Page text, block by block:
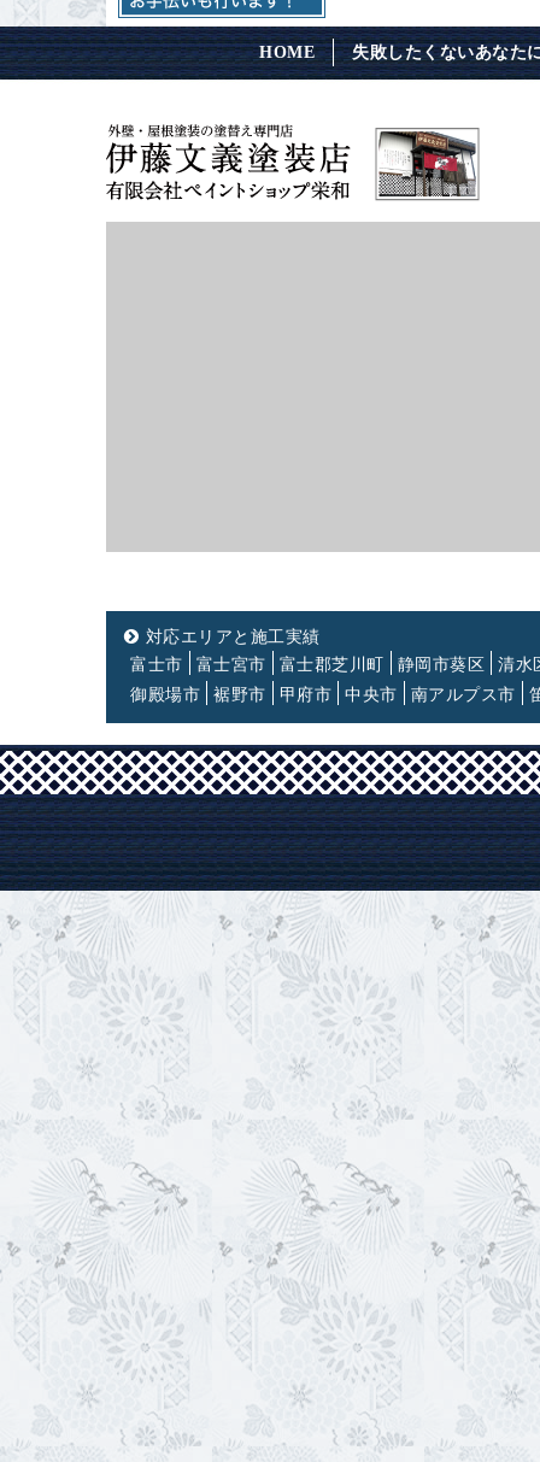
HOME 失敗したくないあなた
対応エリアと施工実績
富士市
富士宮市 富士郡芝川町 静岡市葵区
清水
御殿場市
裾野市 甲府市 中央市 南アルプス市